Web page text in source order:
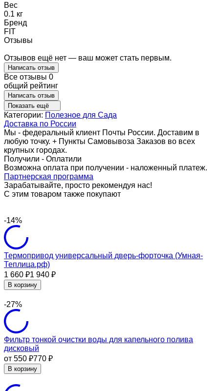
Вес
0.1 кг
Бренд
FIT
Отзывы
Отзывов ещё нет — ваш может стать первым.
Написать отзыв
Все отзывы 0
общий рейтинг
Написать отзыв
Показать ещё
Категории: Полезное для Сада
Доставка по России
Мы - федеральный клиент Почты России. Доставим в
любую точку. + Пункты Самовывоза Заказов во всех
крупных городах.
Получили - Оплатили
Возможна оплата при получении - наложенный платеж.
Партнерская программа
Зарабатывайте, просто рекомендуя нас!
С этим товаром также покупают
-14%
Термопривод универсальный дверь-форточка (Умная-
Теплица.рф)
1 660 ₽1 940 ₽
В корзину
-27%
Фильтр тонкой очистки воды для капельного полива
дисковый
от 550 ₽770 ₽
В корзину